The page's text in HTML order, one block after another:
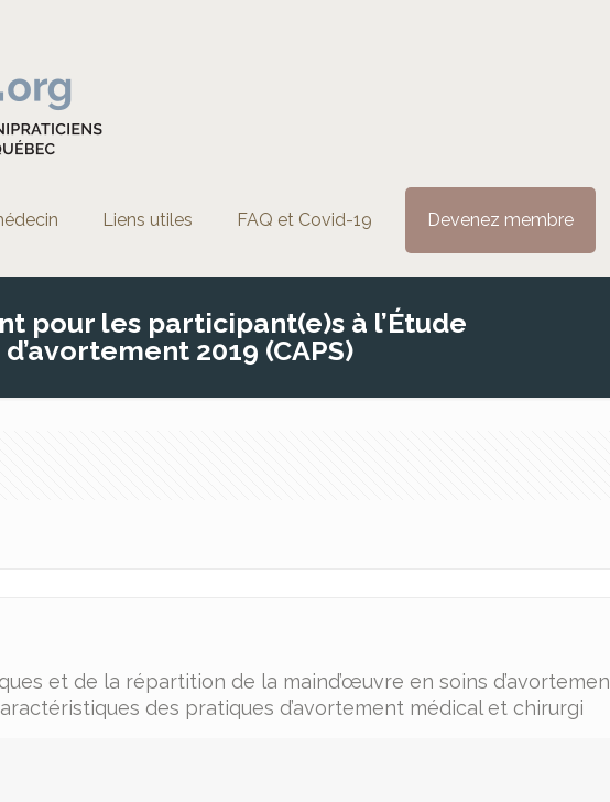
Liens utiles FAQ et Covid-19 Devenez membre
pour les participant(e)s à l’Étude
2019 (CAPS)
et de la répartition de la maind’œuvre en soins
des pratiques d’avortement médical et chirurgi